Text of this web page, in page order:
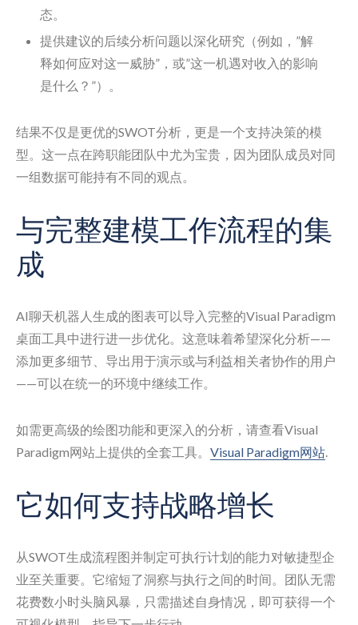
态。
提供建议的后续分析问题以深化研究（例如，”解
释如何应对这一威胁”，或”这一机遇对收入的影响
是什么？”）。
结果不仅是更优的SWOT分析，更是一个支持决策的模
型。这一点在跨职能团队中尤为宝贵，因为团队成员对同
一组数据可能持有不同的观点。
与完整建模工作流程的集
成
AI聊天机器人生成的图表可以导入完整的Visual Paradigm
桌面工具中进行进一步优化。这意味着希望深化分析——
添加更多细节、导出用于演示或与利益相关者协作的用户
——可以在统一的环境中继续工作。
如需更高级的绘图功能和更深入的分析，请查看Visual
Paradigm网站上提供的全套工具。 Visual Paradigm网站.
它如何支持战略增长
从SWOT生成流程图并制定可执行计划的能力对敏捷型企
业至关重要。它缩短了洞察与执行之间的时间。团队无需
花费数小时头脑风暴，只需描述自身情况，即可获得一个